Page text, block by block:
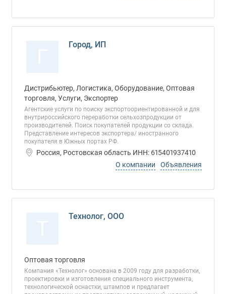
Город, ИП
Дистрибьютер, Логистика, Оборудование, Оптовая
торговля, Услуги, Экспортер
Агентские услуги по поиску экспортоориентированной и для
внутрироссийского переработки сельхозпродукции от
производителей. Поиск покупателей продукции со склада.
Представление интересов экспортера/ иностранного
покупателя в Южных портах РФ.
Россия, Ростовская область ИНН: 615401937410
О компании
Объявления
Технолог, ООО
Оптовая торговля
Компания «Технолог» основана в 2009 году для разработки,
проектировки и изготовления специального инструмента,
технологической оснастки, штампов и предлагает